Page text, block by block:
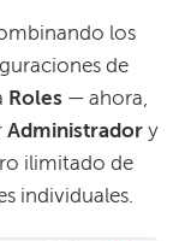
los
de
Roles — ahora,
Administrador y
ilimitado de
individuales.